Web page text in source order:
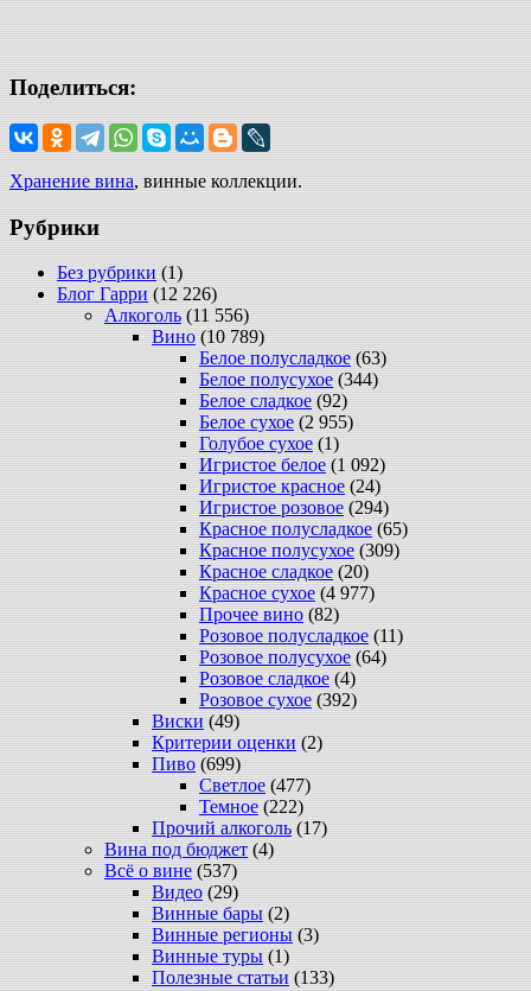
Поделиться:
Хранение вина, винные коллекции.
Рубрики
Без рубрики (1)
Блог Гарри (12 226)
Алкоголь (11 556)
Вино (10 789)
Белое полусладкое (63)
Белое полусухое (344)
Белое сладкое (92)
Белое сухое (2 955)
Голубое сухое (1)
Игристое белое (1 092)
Игристое красное (24)
Игристое розовое (294)
Красное полусладкое (65)
Красное полусухое (309)
Красное сладкое (20)
Красное сухое (4 977)
Прочее вино (82)
Розовое полусладкое (11)
Розовое полусухое (64)
Розовое сладкое (4)
Розовое сухое (392)
Виски (49)
Критерии оценки (2)
Пиво (699)
Светлое (477)
Темное (222)
Прочий алкоголь (17)
Вина под бюджет (4)
Всё о вине (537)
Видео (29)
Винные бары (2)
Винные регионы (3)
Винные туры (1)
Полезные статьи (133)